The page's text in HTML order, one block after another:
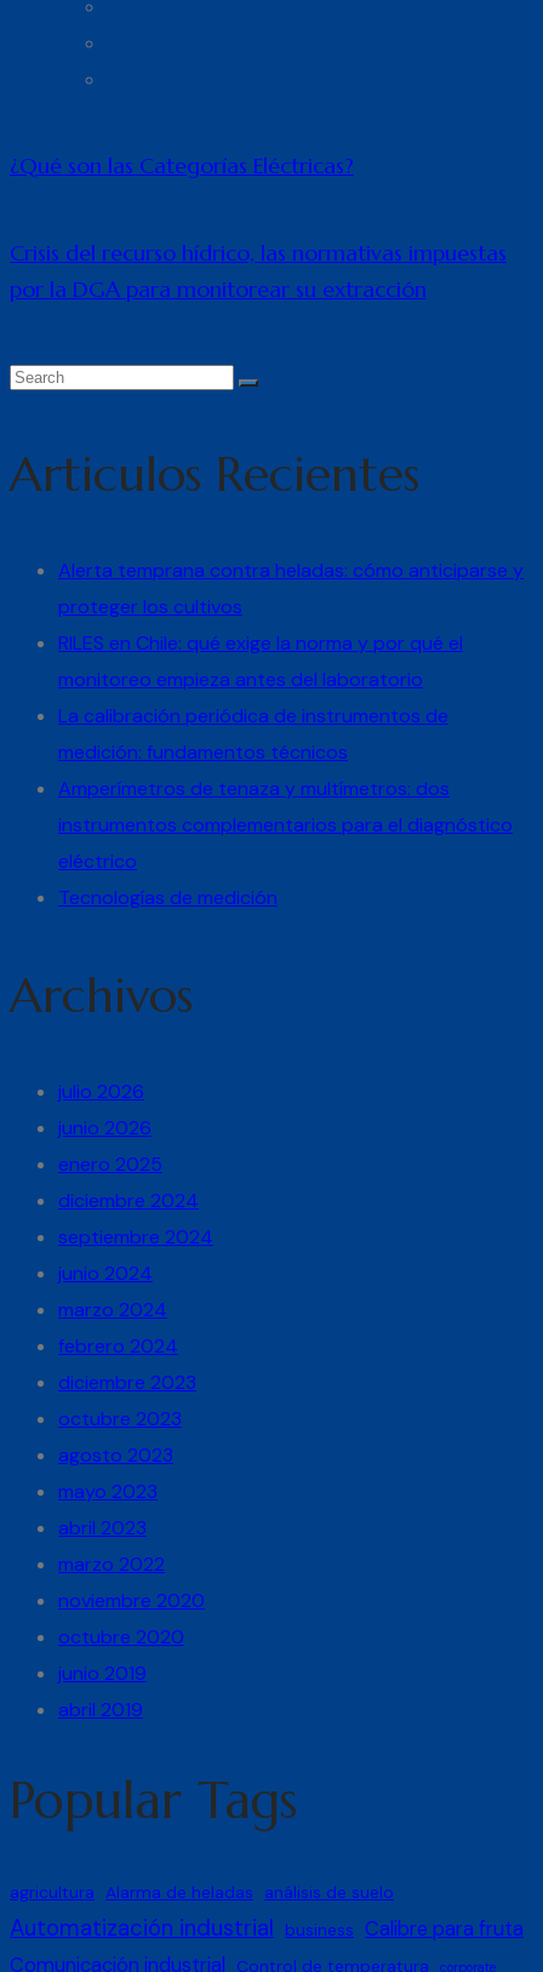
¿Qué son las Categorías Eléctricas?
Crisis del recurso hídrico, las normativas impuestas
por la DGA para monitorear su extracción
Articulos Recientes
Alerta temprana contra heladas: cómo anticiparse y
proteger los cultivos
RILES en Chile: qué exige la norma y por qué el
monitoreo empieza antes del laboratorio
La calibración periódica de instrumentos de
medición: fundamentos técnicos
Amperímetros de tenaza y multímetros: dos
instrumentos complementarios para el diagnóstico
eléctrico
Tecnologías de medición
Archivos
julio 2026
junio 2026
enero 2025
diciembre 2024
septiembre 2024
junio 2024
marzo 2024
febrero 2024
diciembre 2023
octubre 2023
agosto 2023
mayo 2023
abril 2023
marzo 2022
noviembre 2020
octubre 2020
junio 2019
abril 2019
Popular Tags
agricultura Alarma de heladas análisis de suelo
Automatización industrial business Calibre para fruta
Comunicación industrial
Control de temperatura corporate